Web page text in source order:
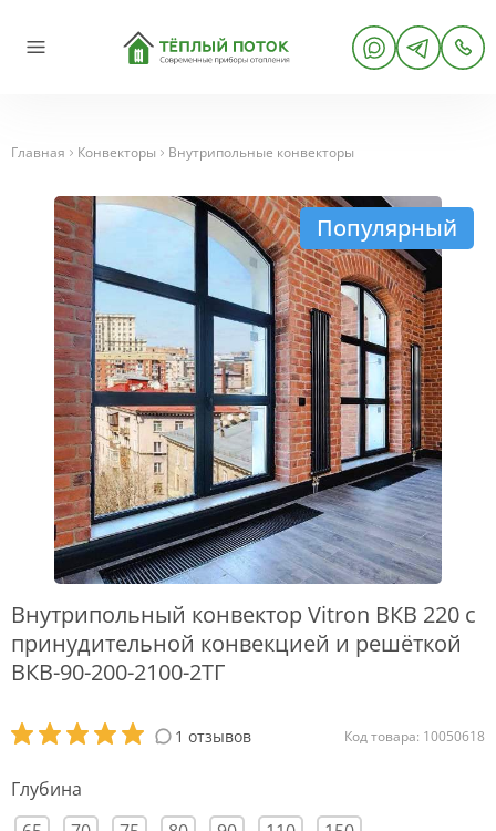
Главная Конвекторы Внутрипольные конвекторы
Популярный
Внутрипольный конвектор Vitron ВКВ 220 с
принудительной конвекцией и решёткой
ВКВ-90-200-2100-2ТГ
1 отзывов Код товара: 10050618
Глубина